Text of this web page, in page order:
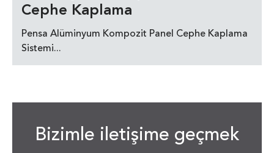
Cephe Kaplama
Pensa Alüminyum Kompozit Panel Cephe Kaplama
Sistemi...
Bizimle iletişime geçmek